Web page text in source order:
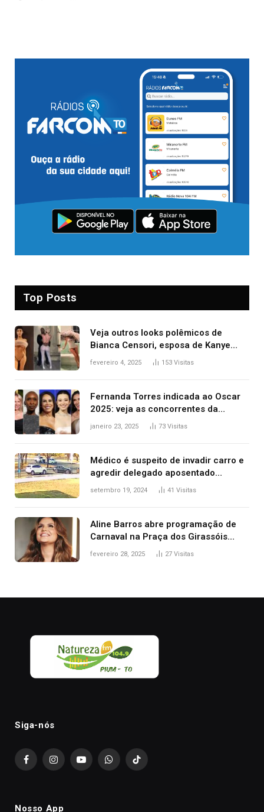
Top Posts
Veja outros looks polêmicos de
Bianca Censori, esposa de Kanye
West que apareceu nua no Grammy
fevereiro 4, 2025 153 Visitas
Fernanda Torres indicada ao Oscar
2025: veja as concorrentes da
brasileira a melhor atriz
janeiro 23, 2025 73 Visitas
Médico é suspeito de invadir carro e
agredir delegado aposentado
durante confusão no trânsito
setembro 19, 2024 41 Visitas
Aline Barros abre programação de
Carnaval na Praça dos Girassóis
nesta sexta-feira, em Palmas
fevereiro 28, 2025 27 Visitas
Siga-nós
FacebookInstagramYouTubeWhatsAppTikTok
Nosso App